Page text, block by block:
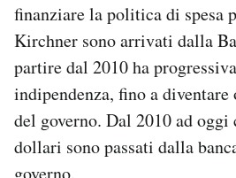
finanziare la politica di spesa
Kirchner sono arrivati dalla
partire dal 2010 ha
indipendenza, fino a diventare
del governo. Dal 2010 ad
dollari sono passati dalla
governo.